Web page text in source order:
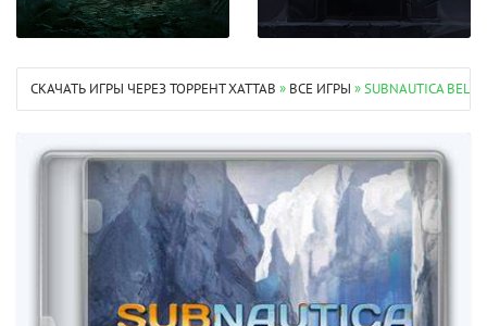
СКАЧАТЬ ИГРЫ ЧЕРЕЗ ТОРРЕНТ XATTAB » ВСЕ ИГРЫ » SUBNAUTICA